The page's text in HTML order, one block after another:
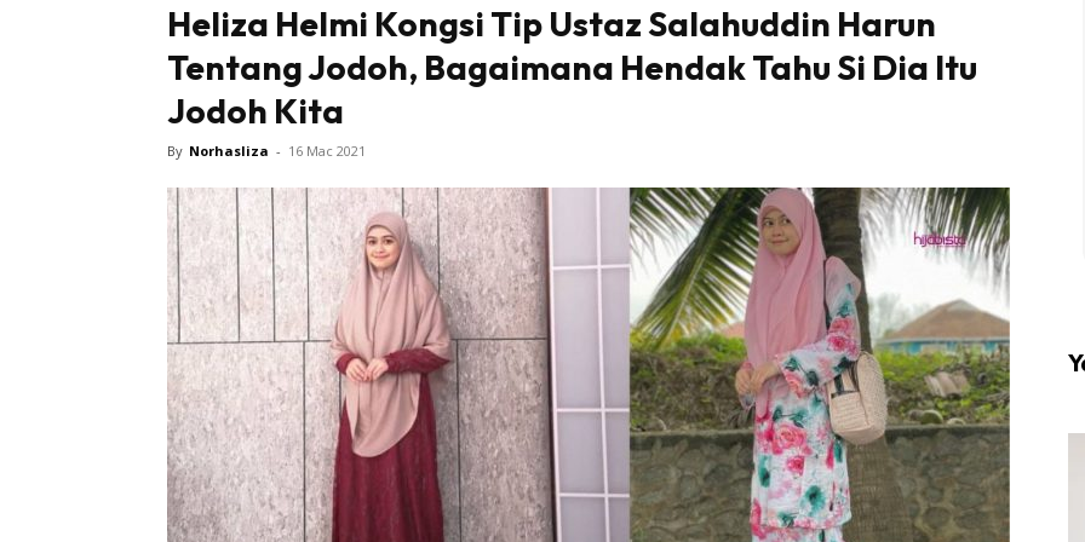
Tampil #1 on top dengan fashion muslimah terkini di
Heliza Helmi Kongsi Tip Ustaz Salahuddin Harun
Tentang Jodoh, Bagaimana Hendak Tahu Si Dia Itu
Jodoh Kita
By Norhasliza - 16 Mac 2021